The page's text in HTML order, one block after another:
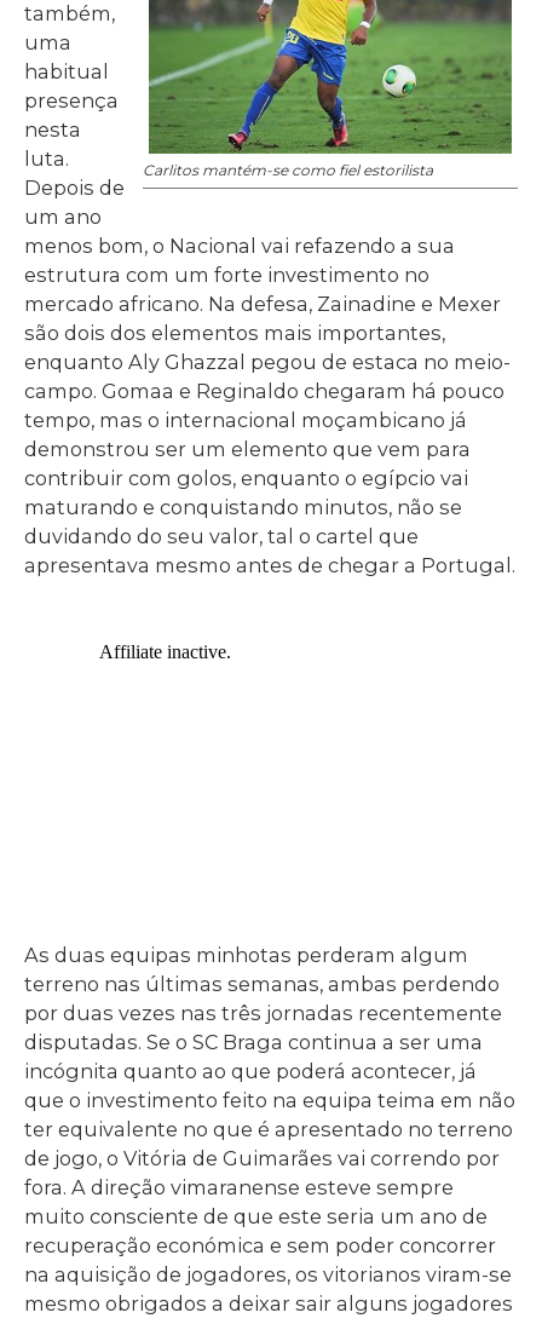
Carlitos mantém-se como fiel estorilista
também,
uma
habitual
presença
nesta
luta.
Depois de
um ano
menos bom, o Nacional vai refazendo a sua
estrutura com um forte investimento no
mercado africano. Na defesa, Zainadine e Mexer
são dois dos elementos mais importantes,
enquanto Aly Ghazzal pegou de estaca no meio-
campo. Gomaa e Reginaldo chegaram há pouco
tempo, mas o internacional moçambicano já
demonstrou ser um elemento que vem para
contribuir com golos, enquanto o egípcio vai
maturando e conquistando minutos, não se
duvidando do seu valor, tal o cartel que
apresentava mesmo antes de chegar a Portugal.
As duas equipas minhotas perderam algum
terreno nas últimas semanas, ambas perdendo
por duas vezes nas três jornadas recentemente
disputadas. Se o SC Braga continua a ser uma
incógnita quanto ao que poderá acontecer, já
que o investimento feito na equipa teima em não
ter equivalente no que é apresentado no terreno
de jogo, o Vitória de Guimarães vai correndo por
fora. A direção vimaranense esteve sempre
muito consciente de que este seria um ano de
recuperação económica e sem poder concorrer
na aquisição de jogadores, os vitorianos viram-se
mesmo obrigados a deixar sair alguns jogadores